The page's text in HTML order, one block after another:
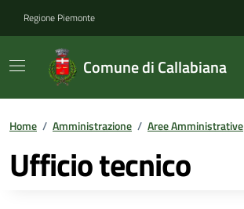
Regione Piemonte
Comune di Callabiana
Home / Amministrazione / Aree Amministrative
Ufficio tecnico